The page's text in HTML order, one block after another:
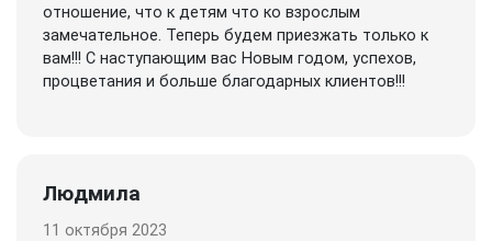
отношение, что к детям что ко взрослым
замечательное. Теперь будем приезжать только к
вам!!! С наступающим вас Новым годом, успехов,
процветания и больше благодарных клиентов!!!
Людмила
11 октября 2023